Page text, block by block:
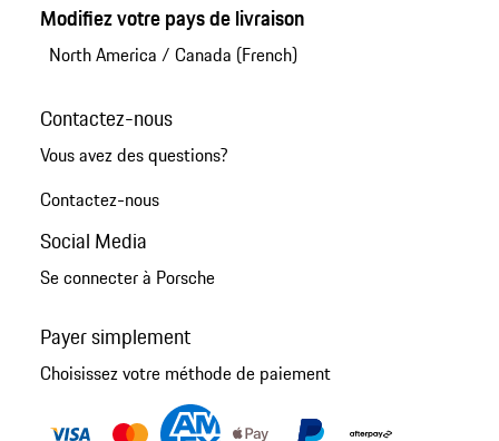
Modifiez votre pays de livraison
North America / Canada (French)
Contactez-nous
Vous avez des questions?
Contactez-nous
Social Media
Se connecter à Porsche
Payer simplement
Choisissez votre méthode de paiement